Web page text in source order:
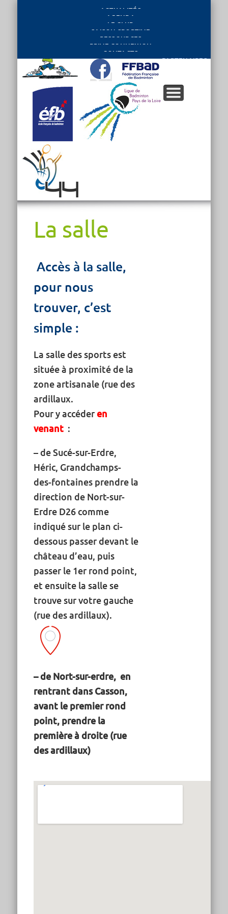
ACTUALITÉS
AGENDA
LE CLUB
SAISON SPORTIVE
RESSOURCES
PRIVE CONNEXION
CONTACTS
PARTENAIRES
La salle
Accès à la salle,
pour nous
trouver, c’est
simple :
La salle des sports est
située à proximité de la
zone artisanale (rue des
ardillaux.
Pour y accéderen
venant :
– de Sucé-sur-Erdre,
Héric, Grandchamps-
des-fontaines prendre la
direction de Nort-sur-
Erdre D26 comme
indiqué sur le plan ci-
dessous passer devant le
château d’eau, puis
passer le 1er rond point,
et ensuite la salle se
trouve sur votre gauche
(rue des ardillaux).
– de Nort-sur-erdre, en
rentrant dans Casson,
avant le premier rond
point, prendre la
première à droite (rue
des ardillaux)